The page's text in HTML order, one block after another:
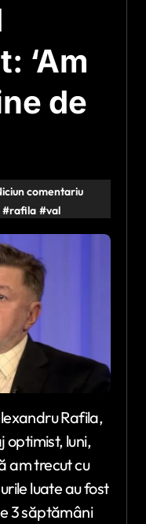
‘Am
de
comentariu
#rafila #val
Rafila,
optimist, luni,
am trecut cu
luate au fost
3 săptămâni